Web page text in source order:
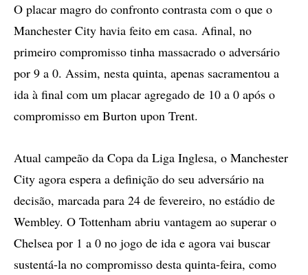
O placar magro do confronto contrasta com o que o
Manchester City havia feito em casa. Afinal, no
primeiro compromisso tinha massacrado o adversário
por 9 a 0. Assim, nesta quinta, apenas sacramentou a
ida à final com um placar agregado de 10 a 0 após o
compromisso em Burton upon Trent.
Atual campeão da Copa da Liga Inglesa, o Manchester
City agora espera a definição do seu adversário na
decisão, marcada para 24 de fevereiro, no estádio de
Wembley. O Tottenham abriu vantagem ao superar o
Chelsea por 1 a 0 no jogo de ida e agora vai buscar
sustentá-la no compromisso desta quinta-feira, como